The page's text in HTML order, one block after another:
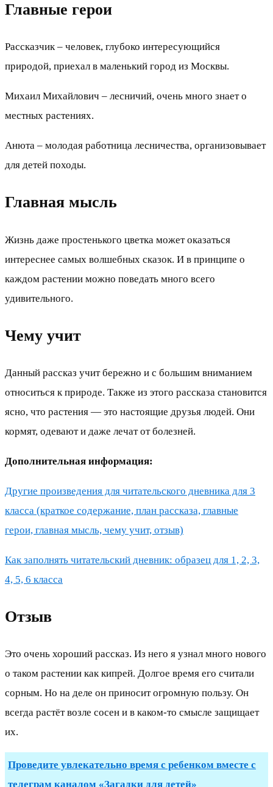
Главные герои
Рассказчик – человек, глубоко интересующийся
природой, приехал в маленький город из Москвы.
Михаил Михайлович – лесничий, очень много знает о
местных растениях.
Анюта – молодая работница лесничества, организовывает
для детей походы.
Главная мысль
Жизнь даже простенького цветка может оказаться
интереснее самых волшебных сказок. И в принципе о
каждом растении можно поведать много всего
удивительного.
Чему учит
Данный рассказ учит бережно и с большим вниманием
относиться к природе. Также из этого рассказа становится
ясно, что растения — это настоящие друзья людей. Они
кормят, одевают и даже лечат от болезней.
Дополнительная информация:
Другие произведения для читательского дневника для 3
класса (краткое содержание, план рассказа, главные
герои, главная мысль, чему учит, отзыв)
Как заполнять читательский дневник: образец для 1, 2, 3,
4, 5, 6 класса
Отзыв
Это очень хороший рассказ. Из него я узнал много нового
о таком растении как кипрей. Долгое время его считали
сорным. Но на деле он приносит огромную пользу. Он
всегда растёт возле сосен и в каком-то смысле защищает
их.
Проведите увлекательно время с ребенком вместе с
телеграм каналом «Загадки для детей»